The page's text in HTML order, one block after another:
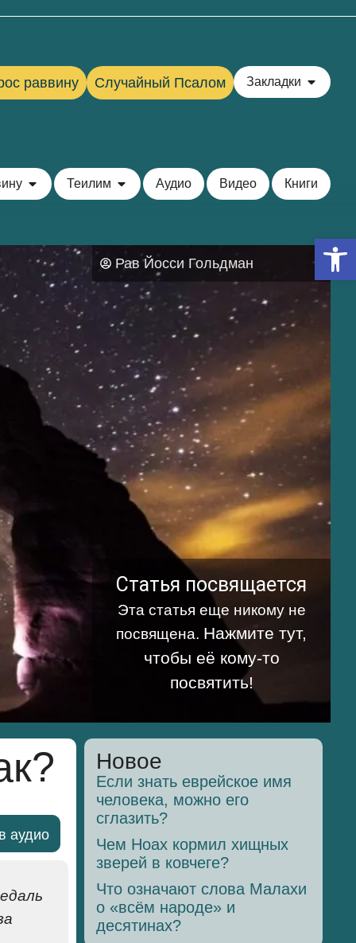
раввину Случайный Псалом Закладки
Теилим Аудио Видео Книги
Рав Йосси Гольдман
Статья посвящается
Эта статья еще никому не
посвящена. Нажмите тут,
чтобы её кому-то
посвятить!
аудио
Новое
Если знать еврейское имя
человека, можно его
сглазить?
Чем Ноах кормил хищных
зверей в ковчеге?
Что означают слова Малахи
о «всём народе» и
десятинах?